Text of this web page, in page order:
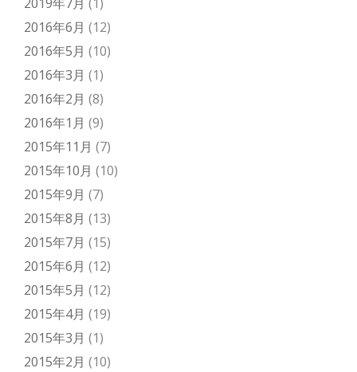
2016年6月 (12)
2016年5月 (10)
2016年3月 (1)
2016年2月 (8)
2016年1月 (9)
2015年11月 (7)
2015年10月 (10)
2015年9月 (7)
2015年8月 (13)
2015年7月 (15)
2015年6月 (12)
2015年5月 (12)
2015年4月 (19)
2015年3月 (1)
2015年2月 (10)